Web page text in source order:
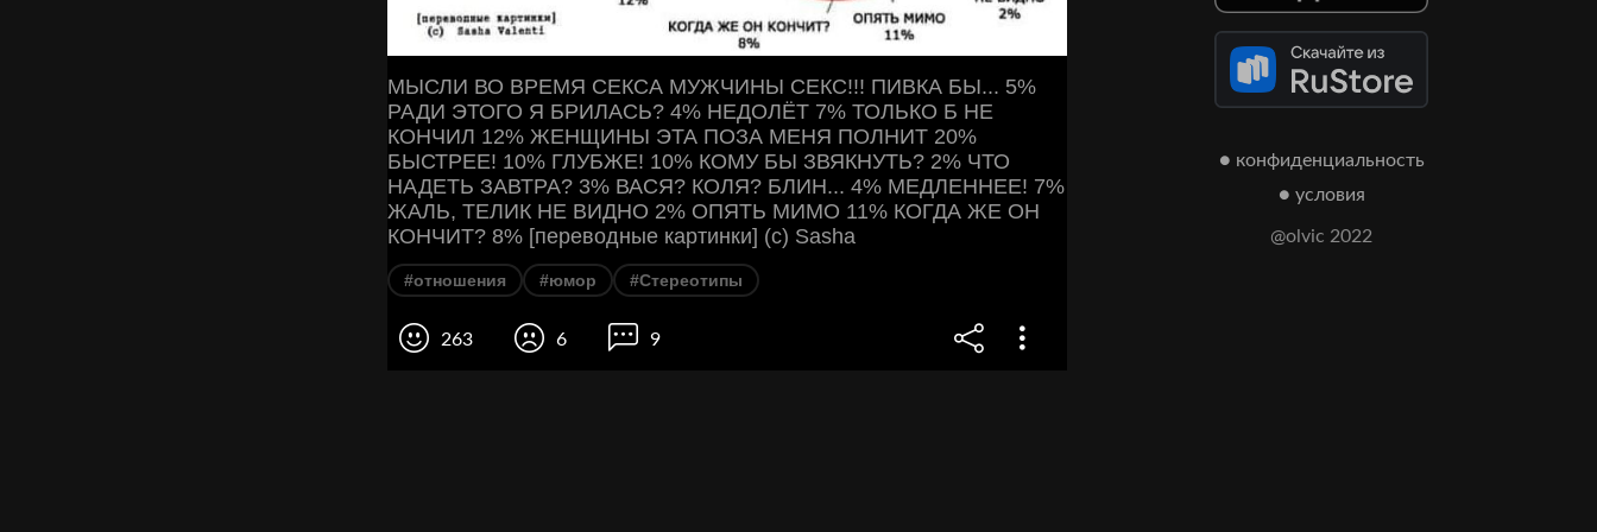
МЫСЛИ ВО ВРЕМЯ СЕКСА МУЖЧИНЫ СЕКС!!! ПИВКА БЫ... 5%
РАДИ ЭТОГО Я БРИЛАСЬ? 4% НЕДОЛЁТ 7% ТОЛЬКО Б НЕ
КОНЧИЛ 12% ЖЕНЩИНЫ ЭТА ПОЗА МЕНЯ ПОЛНИТ 20%
БЫСТРЕЕ! 10% ГЛУБЖЕ! 10% КОМУ БЫ ЗВЯКНУТЬ? 2% ЧТО
НАДЕТЬ ЗАВТРА? 3% ВАСЯ? КОЛЯ? БЛИН... 4% МЕДЛЕННЕЕ! 7%
ЖАЛЬ, ТЕЛИК НЕ ВИДНО 2% ОПЯТЬ МИМО 11% КОГДА ЖЕ ОН
КОНЧИТ? 8% [переводные картинки] (с) Sasha
#отношения #юмор #Стереотипы
263 6 9
● конфиденциальность
● условия
@olvic 2022